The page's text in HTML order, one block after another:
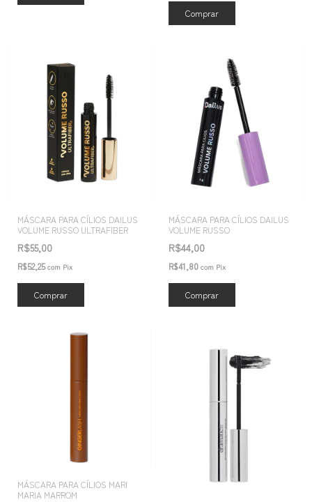
Comprar
MÁSCARA PARA CÍLIOS DAILUS
VOLUME RUSSO ULTRAFIBER
R$55,00
R$52,25com Pix
MÁSCARA PARA CÍLIOS DAILUS
VOLUME RUSSO
R$44,00
R$41,80 com Pix
MÁSCARA PARA CÍLIOS MARI
MARIA MARROM